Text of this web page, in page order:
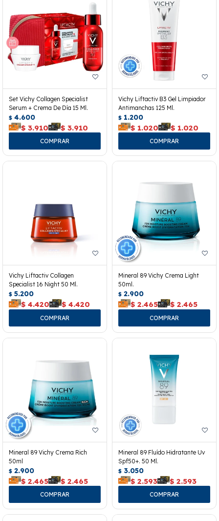
Set Vichy Collagen Specialist
Serum + Crema De Día 15 Ml.
$ 4.600
$ 3.910 $ 3.910
Vichy Liftactiv B3 Gel Limpiador
Antimanchas 125 Ml.
$ 1.200
$ 1.020 $ 1.020
Vichy Liftactiv Collagen
Specialist 16 Night 50 Ml.
$ 5.200
$ 4.420 $ 4.420
Mineral 89 Vichy Crema Light
50ml.
$ 2.900
$ 2.465 $ 2.465
Mineral 89 Vichy Crema Rich
50ml
$ 2.900
$ 2.465 $ 2.465
Mineral 89 Fluído Hidratante Uv
Spf50+. 50 Ml.
$ 3.050
$ 2.593 $ 2.593